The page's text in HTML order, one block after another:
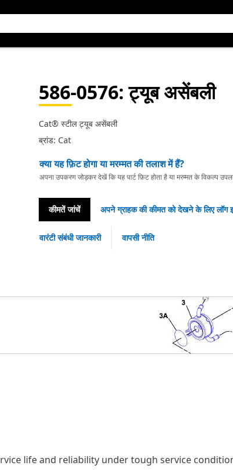
586-0576: ट्यूब असेंबली
Cat® स्टील ट्यूब असेंबली
ब्रांड: Cat
क्या यह फ़िट होगा या मरम्मत की तलाश में हैं?
अपना उपकरण जोड़कर देखें कि यह पार्ट फ़िट होता है या मरम्मत के विकल्प
कीमतें जांचें अपने ग्राहक की कीमत को देखने के लिए लॉग
वारंटी संबंधी जानकारी वापसी नीति
life and reliability under tough service